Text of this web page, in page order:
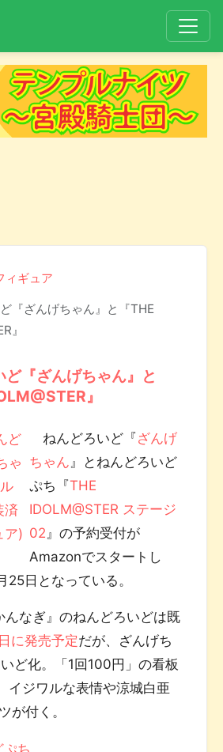
ィギュア
『ざんげちゃん』と『THE
』
ど『ざんげちゃん』と
』
ねんどろいど『 ざんげ
ちゃん 』とねんどろいど
ぷち『THE
IDOLM@STER ステージ
02 』の予約受付が
Amazonでスタートし
25日となっている。
なぎ』のねんどろいどは既
に発売予定だが、ざんげち
ど化。「1回100円」の看板
イジワルな表情や涼城白亜
が付く。